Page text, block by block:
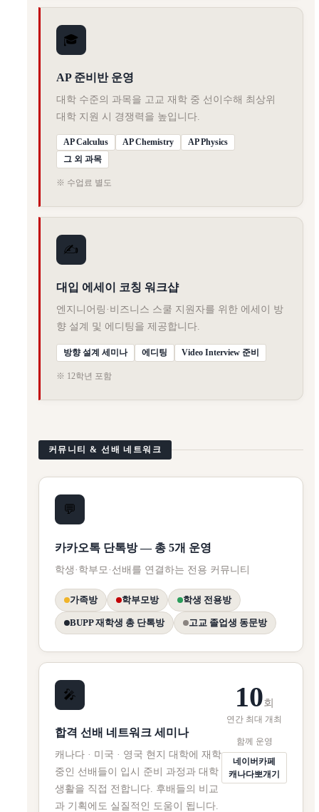
🎓
AP 준비반 운영
대학 수준의 과목을 고교 재학 중 선이수해 최상위
대학 지원 시 경쟁력을 높입니다.
AP Calculus AP Chemistry
AP Physics
그 외 과목
※ 수업료 별도
✍️
대입 에세이 코칭 워크샵
엔지니어링·비즈니스 스쿨 지원자를 위한 에세이 방
향 설계 및 에디팅을 제공합니다.
방향 설계 세미나 에디팅 Video Interview 준비
※ 12학년 포함
커뮤니티 & 선배 네트워크
💬
카카오톡 단톡방 — 총 5개 운영
학생·학부모·선배를 연결하는 전용 커뮤니티
가족방 학부모방 학생 전용방
BUPP 재학생 총 단톡방 고교 졸업생 동문방
🎤
합격 선배 네트워크 세미나
캐나다 · 미국 · 영국 현지 대학에 재학
중인 선배들이 입시 준비 과정과 대학
생활을 직접 전합니다. 후배들의 비교
과 기획에도 실질적인 도움이 됩니다.
10회
연간 최대 개최
함께 운영
네이버카페
캐나다뽀개기